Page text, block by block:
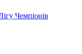
Чемпіонів